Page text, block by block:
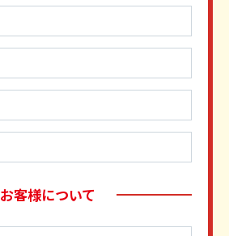
お客様について